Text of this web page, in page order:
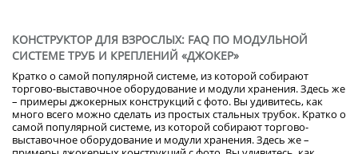
КОНСТРУКТОР ДЛЯ ВЗРОСЛЫХ: FAQ ПО МОДУЛЬНОЙ
СИСТЕМЕ ТРУБ И КРЕПЛЕНИЙ «ДЖОКЕР»
Кратко о самой популярной системе, из которой собирают
торгово-выставочное оборудование и модули хранения. Здесь же
– примеры джокерных конструкций с фото. Вы удивитесь, как
много всего можно сделать из простых стальных трубок. Кратко о
самой популярной системе, из которой собирают торгово-
выставочное оборудование и модули хранения. Здесь же –